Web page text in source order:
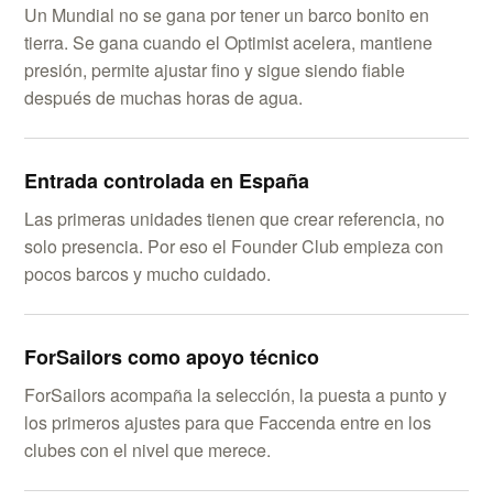
Un Mundial no se gana por tener un barco bonito en
tierra. Se gana cuando el Optimist acelera, mantiene
presión, permite ajustar fino y sigue siendo fiable
después de muchas horas de agua.
Entrada controlada en España
Las primeras unidades tienen que crear referencia, no
solo presencia. Por eso el Founder Club empieza con
pocos barcos y mucho cuidado.
ForSailors como apoyo técnico
ForSailors acompaña la selección, la puesta a punto y
los primeros ajustes para que Faccenda entre en los
clubes con el nivel que merece.